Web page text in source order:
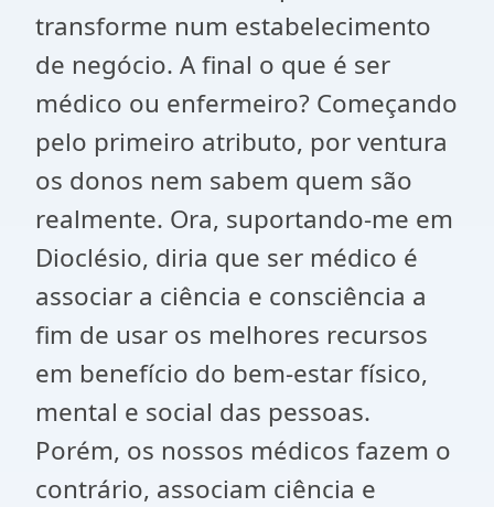
transforme num estabelecimento
de negócio. A final o que é ser
médico ou enfermeiro? Começando
pelo primeiro atributo, por ventura
os donos nem sabem quem são
realmente. Ora, suportando-me em
Dioclésio, diria que ser médico é
associar a ciência e consciência a
fim de usar os melhores recursos
em benefício do bem-estar físico,
mental e social das pessoas.
Porém, os nossos médicos fazem o
contrário, associam ciência e